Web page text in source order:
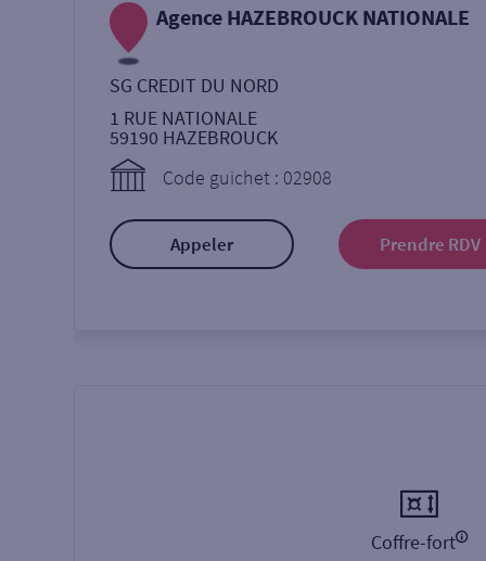
Agence HAZEBROUCK NATIONALE
SG CREDIT DU NORD
1 RUE NATIONALE
59190 HAZEBROUCK
Code guichet : 02908
Appeler Prendre RDV
Coffre-fort